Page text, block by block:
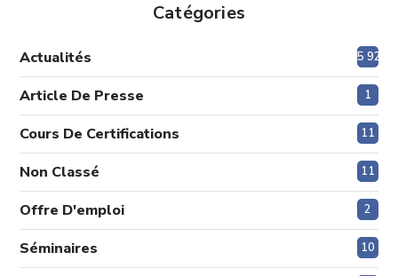
Catégories
Actualités 5 920
Article De Presse 1
Cours De Certifications 11
Non Classé 11
Offre D'emploi 2
Séminaires 10